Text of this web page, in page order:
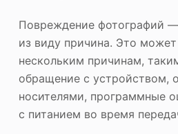
Повреждение фотографий
из виду причина. Это
нескольким причинам,
обращение с устройством,
носителями, программные
с питанием во время